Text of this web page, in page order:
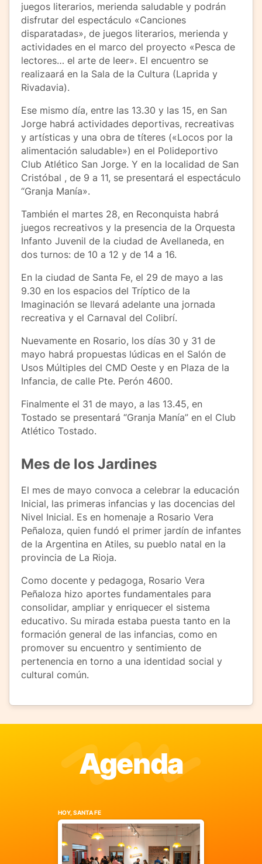
juegos literarios, merienda saludable y podrán
disfrutar del espectáculo «Canciones
disparatadas», de juegos literarios, merienda y
actividades en el marco del proyecto «Pesca de
lectores… el arte de leer». El encuentro se
realizaará en la Sala de la Cultura (Laprida y
Rivadavia).
Ese mismo día, entre las 13.30 y las 15, en San
Jorge habrá actividades deportivas, recreativas
y artísticas y una obra de títeres («Locos por la
alimentación saludable») en el Polideportivo
Club Atlético San Jorge. Y en la localidad de San
Cristóbal , de 9 a 11, se presentará el espectáculo
“Granja Manía».
También el martes 28, en Reconquista habrá
juegos recreativos y la presencia de la Orquesta
Infanto Juvenil de la ciudad de Avellaneda, en
dos turnos: de 10 a 12 y de 14 a 16.
En la ciudad de Santa Fe, el 29 de mayo a las
9.30 en los espacios del Tríptico de la
Imaginación se llevará adelante una jornada
recreativa y el Carnaval del Colibrí.
Nuevamente en Rosario, los días 30 y 31 de
mayo habrá propuestas lúdicas en el Salón de
Usos Múltiples del CMD Oeste y en Plaza de la
Infancia, de calle Pte. Perón 4600.
Finalmente el 31 de mayo, a las 13.45, en
Tostado se presentará “Granja Manía” en el Club
Atlético Tostado.
Mes de los Jardines
El mes de mayo convoca a celebrar la educación
Inicial, las primeras infancias y las docencias del
Nivel Inicial. Es en homenaje a Rosario Vera
Peñaloza, quien fundó el primer jardín de infantes
de la Argentina en Atiles, su pueblo natal en la
provincia de La Rioja.
Como docente y pedagoga, Rosario Vera
Peñaloza hizo aportes fundamentales para
consolidar, ampliar y enriquecer el sistema
educativo. Su mirada estaba puesta tanto en la
formación general de las infancias, como en
promover su encuentro y sentimiento de
pertenencia en torno a una identidad social y
cultural común.
Agenda
HOY, SANTA FE